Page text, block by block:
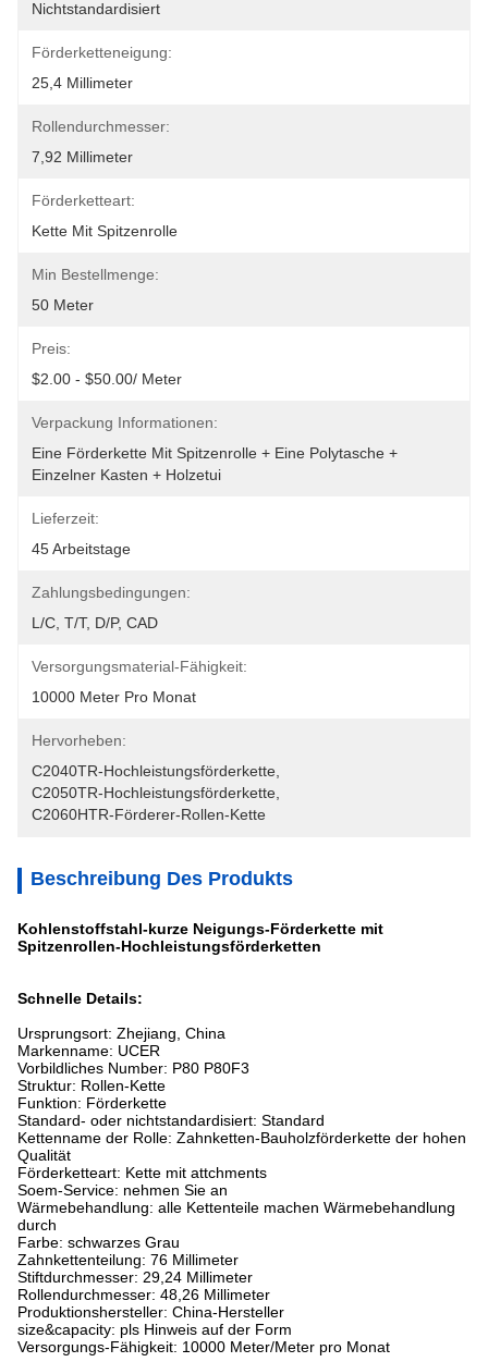
Nichtstandardisiert
Förderketteneigung:
25,4 Millimeter
Rollendurchmesser:
7,92 Millimeter
Förderketteart:
Kette Mit Spitzenrolle
Min Bestellmenge:
50 Meter
Preis:
$2.00 - $50.00/ Meter
Verpackung Informationen:
Eine Förderkette Mit Spitzenrolle + Eine Polytasche +
Einzelner Kasten + Holzetui
Lieferzeit:
45 Arbeitstage
Zahlungsbedingungen:
L/C, T/T, D/P, CAD
Versorgungsmaterial-Fähigkeit:
10000 Meter Pro Monat
Hervorheben:
C2040TR-Hochleistungsförderkette
C2050TR-Hochleistungsförderkette
C2060HTR-Förderer-Rollen-Kette
Beschreibung Des Produkts
Kohlenstoffstahl-kurze Neigungs-Förderkette mit
Spitzenrollen-Hochleistungsförderketten
Schnelle Details:
Ursprungsort: Zhejiang, China
Markenname: UCER
Vorbildliches Number: P80 P80F3
Struktur: Rollen-Kette
Funktion: Förderkette
Standard- oder nichtstandardisiert: Standard
Kettenname der Rolle: Zahnketten-Bauholzförderkette der hohen
Qualität
Förderketteart: Kette mit attchments
Soem-Service: nehmen Sie an
Wärmebehandlung: alle Kettenteile machen Wärmebehandlung
durch
Farbe: schwarzes Grau
Zahnkettenteilung: 76 Millimeter
Stiftdurchmesser: 29,24 Millimeter
Rollendurchmesser: 48,26 Millimeter
Produktionshersteller: China-Hersteller
size&capacity: pls Hinweis auf der Form
Versorgungs-Fähigkeit: 10000 Meter/Meter pro Monat